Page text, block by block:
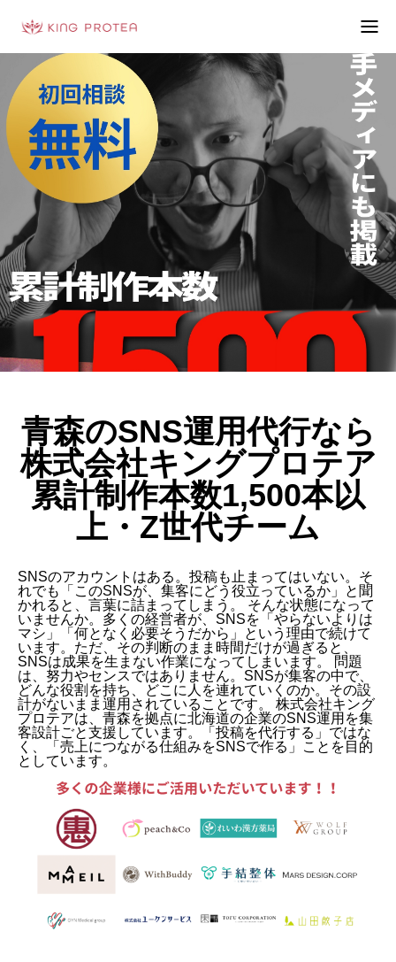
会社概要
特定商取引法の表示
プライバシーポリシー
利用規約
お問い合わせフォーム
お客様の声
動画制作事例
動画制作事例 会社概要 お問い合わせ
青森のSNS運用代行なら
株式会社キングプロテア
累計制作本数1,500本以
上・Z世代チーム
SNSのアカウントはある。投稿も止まってはいない。そ
れでも「このSNSが、集客にどう役立っているか」と聞
かれると、言葉に詰まってしまう。 そんな状態になって
いませんか。多くの経営者が、SNSを「やらないよりは
マシ」「何となく必要そうだから」という理由で続けて
います。ただ、その判断のまま時間だけが過ぎると、
SNSは成果を生まない作業になってしまいます。 問題
は、努力やセンスではありません。SNSが集客の中で、
どんな役割を持ち、どこに人を連れていくのか。その設
計がないまま運用されていることです。 株式会社キング
プロテアは、青森を拠点に北海道の企業のSNS運用を集
客設計ごと支援しています。「投稿を代行する」ではな
く、「売上につながる仕組みをSNSで作る」ことを目的
としています。